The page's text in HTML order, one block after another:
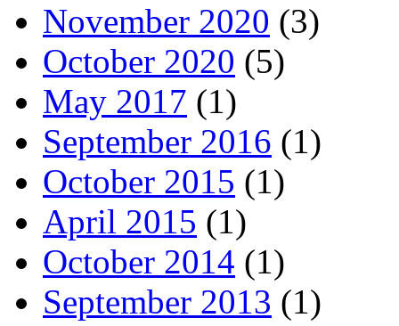
November 2020 (3)
October 2020 (5)
May 2017 (1)
September 2016 (1)
October 2015 (1)
April 2015 (1)
October 2014 (1)
September 2013 (1)